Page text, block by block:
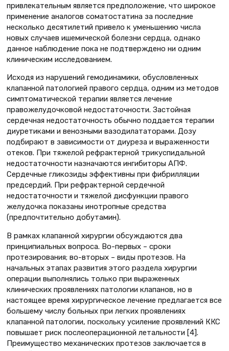
привлекательным является предположение, что широкое
применение аналогов соматостатина за последние
несколько десятилетий привело к уменьшению числа
новых случаев ишемической болезни сердца, однако
данное наблюдение пока не подтверждено ни одним
клиническим исследованием.
Исходя из нарушений гемодинамики, обусловленных
клапанной патологией правого сердца, одним из методов
симптоматической терапии является лечение
правожелудочковой недостаточности. Застойная
сердечная недостаточность обычно поддается терапии
диуретиками и венозными вазодилататорами. Дозу
подбирают в зависимости от диуреза и выраженности
отеков. При тяжелой рефрактерной трикуспидальной
недостаточности назначаются ингибиторы АПФ.
Сердечные гликозиды эффективны при фибрилляции
предсердий. При рефрактерной сердечной
недостаточности и тяжелой дисфункции правого
желудочка показаны инотропные средства
(предпочтительно добутамин).
В рамках клапанной хирургии обсуждаются два
принципиальных вопроса. Во-первых – сроки
протезирования; во-вторых – виды протезов. На
начальных этапах развития этого раздела хирургии
операции выполнялись только при выраженных
клинических проявлениях патологии клапанов, но в
настоящее время хирургическое лечение предлагается все
большему числу больных при легких проявлениях
клапанной патологии, поскольку усиление проявлений ККС
повышает риск послеоперационной летальности [4].
Преимущество механических протезов заключается в